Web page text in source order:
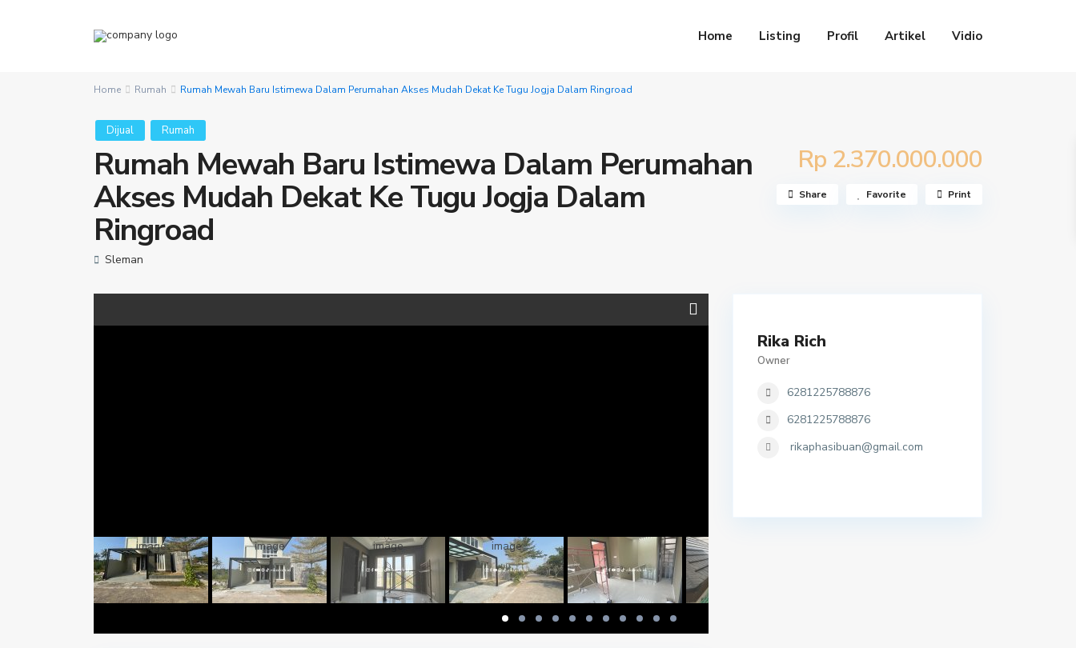
Home Listing Profil Artikel Vidio
Home Rumah Rumah Mewah Baru Istimewa Dalam Perumahan Akses Mudah Dekat Ke Tugu Jogja Dalam Ringroad
Dijual Rumah
Rumah Mewah Baru Istimewa Dalam Perumahan
Akses Mudah Dekat Ke Tugu Jogja Dalam
Ringroad
Rp 2.370.000.000
Sleman
Share Favorite Print
Rika Rich
Owner
6281225788876
6281225788876
rikaphasibuan@gmail.com